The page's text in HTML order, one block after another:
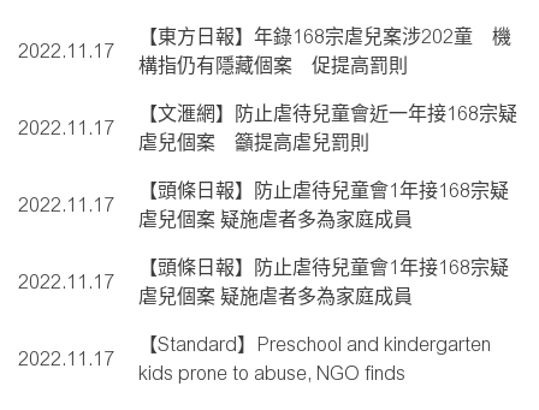
2022.11.17
【東方日報】年錄168宗虐兒案涉202童 機
構指仍有隱藏個案 促提高罰則
2022.11.17
【文滙網】防止虐待兒童會近一年接168宗疑
虐兒個案 籲提高虐兒罰則
2022.11.17
【頭條日報】防止虐待兒童會1年接168宗疑
虐兒個案 疑施虐者多為家庭成員
2022.11.17
【頭條日報】防止虐待兒童會1年接168宗疑
虐兒個案 疑施虐者多為家庭成員
2022.11.17
【Standard】Preschool and kindergarten
kids prone to abuse, NGO finds